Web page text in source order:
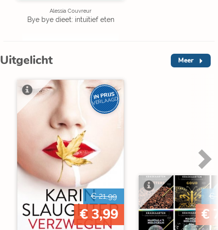
Alessia Couvreur
Bye bye dieet: intuïtief eten
Uitgelicht Meer
IN PRIJS
VERLAAGD
€ 21,99
€ 3,99
€
€